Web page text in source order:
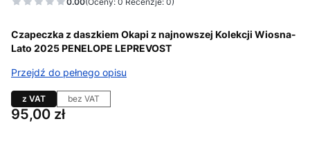
Czapeczka z daszkiem Okapi z najnowszej Kolekcji Wiosna-
Lato 2025 PENELOPE LEPREVOST
Przejdź do pełnego opisu
z VAT bez VAT
Cena
95,00 zł